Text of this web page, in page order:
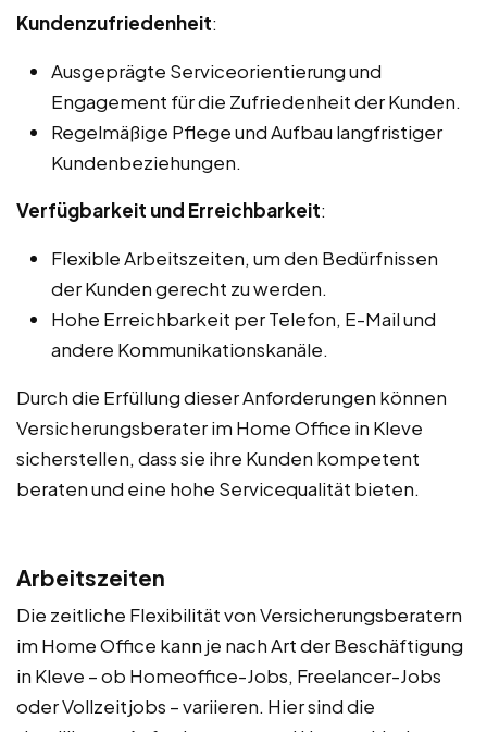
Kundenzufriedenheit:
Ausgeprägte Serviceorientierung und
Engagement für die Zufriedenheit der Kunden.
Regelmäßige Pflege und Aufbau langfristiger
Kundenbeziehungen.
Verfügbarkeit und Erreichbarkeit:
Flexible Arbeitszeiten, um den Bedürfnissen
der Kunden gerecht zu werden.
Hohe Erreichbarkeit per Telefon, E-Mail und
andere Kommunikationskanäle.
Durch die Erfüllung dieser Anforderungen können
Versicherungsberater im Home Office in Kleve
sicherstellen, dass sie ihre Kunden kompetent
beraten und eine hohe Servicequalität bieten.
Arbeitszeiten
Die zeitliche Flexibilität von Versicherungsberatern
im Home Office kann je nach Art der Beschäftigung
in Kleve – ob Homeoffice-Jobs, Freelancer-Jobs
oder Vollzeitjobs – variieren. Hier sind die